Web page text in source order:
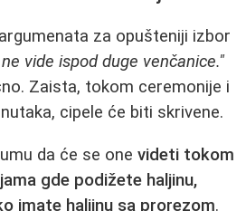
za opušteniji izbor
vide ispod duge venčanice."
Zaista, tokom ceremonije i
cipele će biti skrivene.
da će se one videti tokom
gde podižete haljinu,
imate haljinu sa prorezom.